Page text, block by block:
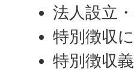
法人設立
特別徴収
特別徴収